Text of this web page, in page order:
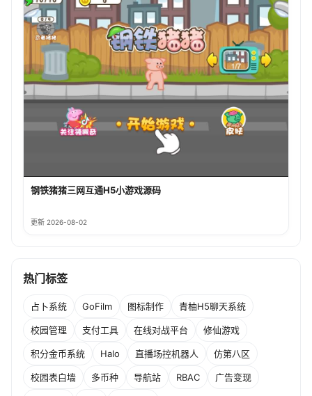
钢铁猪猪三网互通H5小游戏源码
更新 2026-08-02
热门标签
占卜系统 GoFilm 图标制作 青柚H5聊天系统
校园管理 支付工具 在线对战平台 修仙游戏
积分金币系统 Halo 直播场控机器人 仿第八区
校园表白墙 多币种 导航站 RBAC 广告变现